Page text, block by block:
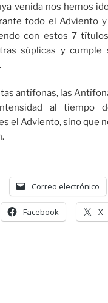
venida nos hemos
todo el Adviento
con estos 7
súplicas y cumple
antífonas, las
al tiempo
el Adviento, sino que
Correo electrónico
Facebook X